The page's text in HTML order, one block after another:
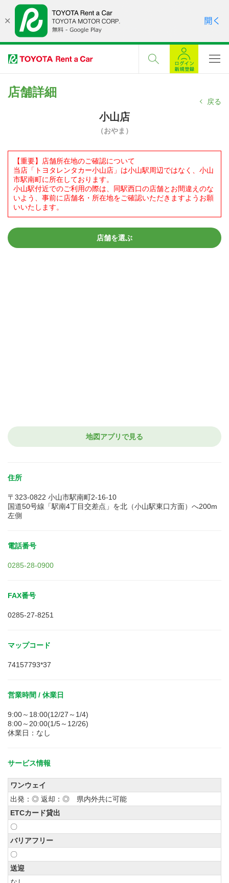
店舗詳細
戻る
小山店
（おやま）
【重要】店舗所在地のご確認について
当店「トヨタレンタカー小山店」は小山駅周辺ではなく、小山
市駅南町に所在しております。
小山駅付近でのご利用の際は、同駅西口の店舗とお間違えのな
いよう、事前に店舗名・所在地をご確認いただきますようお願
いいたします。
店舗を選ぶ
地図アプリで見る
住所
〒323-0822 小山市駅南町2-16-10
国道50号線「駅南4丁目交差点」を北（小山駅東口方面）へ200m
左側
電話番号
0285-28-0900
FAX番号
0285-27-8251
マップコード
74157793*37
営業時間 / 休業日
9:00～18:00(12/27～1/4)
8:00～20:00(1/5～12/26)
休業日：なし
サービス情報
ワンウェイ
出発：◎ 返却：◎ 県内外共に可能
ETCカード貸出
〇
バリアフリー
〇
送迎